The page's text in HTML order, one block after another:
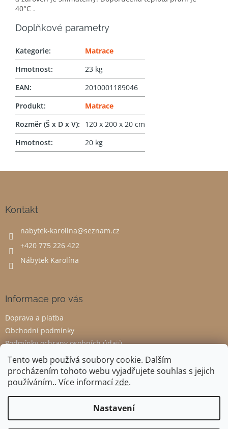
Tento web používá soubory cookie. Dalším
procházením tohoto webu vyjadřujete souhlas s jejich
používáním.. Více informacízde.
Nastavení
40°C .
Doplňkové parametry
Kategorie:
Matrace
Hmotnost:
23 kg
EAN:
2010001189046
Produkt:
Matrace
Rozměr (Š x D x V):
120 x 200 x 20 cm
Hmotnost: 20 kg
Kontakt
nabytek-karolina@seznam.cz
+420 775 226 422
Nábytek Karolína
Informace pro vás
Doprava a platba
Obchodní podmínky
Podmínky ochrany osobních údajů
Odstoupení od smlouvy